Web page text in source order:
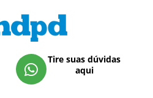
Tire suas dúvidas
aqui